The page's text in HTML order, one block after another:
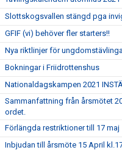
Slottskogsvallen stängd pga
GFIF (vi) behöver fler starters!!
Nya riktlinjer för
Bokningar i Friidrottenshus
Nationaldagskampen 2021
Sammanfattning från årsmötet
ordet.
Förlängda restriktioner till 17 maj
Inbjudan till årsmöte 15 April